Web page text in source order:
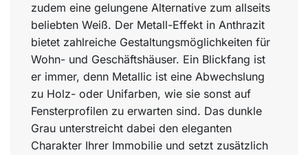
zudem eine gelungene Alternative zum allseits
beliebten Weiß. Der Metall-Effekt in Anthrazit
bietet zahlreiche Gestaltungsmöglichkeiten für
Wohn- und Geschäftshäuser. Ein Blickfang ist
er immer, denn Metallic ist eine Abwechslung
zu Holz- oder Unifarben, wie sie sonst auf
Fensterprofilen zu erwarten sind. Das dunkle
Grau unterstreicht dabei den eleganten
Charakter Ihrer Immobilie und setzt zusätzlich